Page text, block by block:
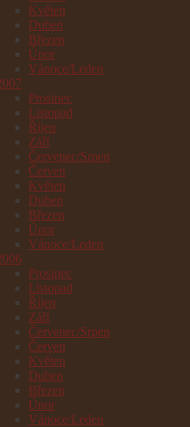
Květen
Duben
Březen
Únor
Vánoce/Leden
Prosinec
Listopad
Říjen
Září
Červenec/Srpen
Červen
Květen
Duben
Březen
Únor
Vánoce/Leden
Prosinec
Listopad
Říjen
Září
Červenec/Srpen
Červen
Květen
Duben
Březen
Únor
Vánoce/Leden